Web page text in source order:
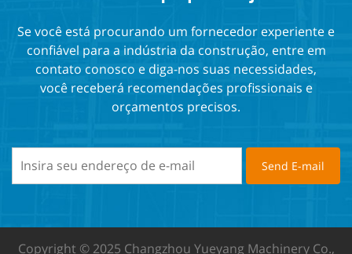
Se você está procurando um fornecedor experiente e
confiável para a indústria da construção, entre em
contato conosco e diga-nos suas necessidades,
você receberá recomendações profissionais e
orçamentos precisos.
Copyright © 2025 Changzhou Yueyang Machinery Co.,